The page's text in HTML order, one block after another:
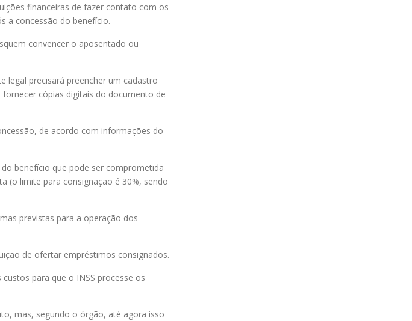
financeiras de fazer contato com os
a concessão do benefício.
convencer o aposentado ou
legal precisará preencher um cadastro
cópias digitais do documento de
de acordo com informações do
benefício que pode ser comprometida
(o limite para consignação é 30%, sendo
previstas para a operação dos
de ofertar empréstimos consignados.
para que o INSS processe os
mas, segundo o órgão, até agora isso